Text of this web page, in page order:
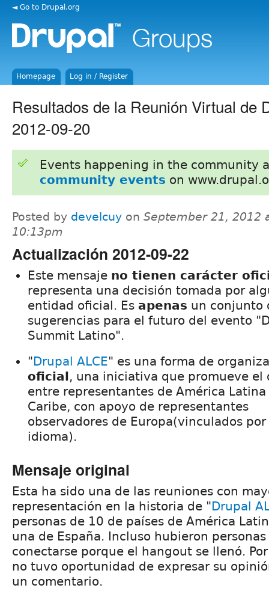
◄ Go to Drupal.org
Homepage Log in / Register
Resultados de la Reunión Virtual de
2012-09-20
Events happening in the community
community events on
Posted by develcuy on September 21, 2012
10:13pm
Actualización 2012-09-22
Este mensaje no tienen carácter
representa una decisión tomada por
entidad oficial. Es apenas un conjunto
sugerencias para el futuro del evento
Summit Latino".
"Drupal ALCE" es una forma de
oficial, una iniciativa que promueve el
entre representantes de América
Caribe, con apoyo de representantes
observadores de Europa(vinculados por
idioma).
Mensaje original
Esta ha sido una de las reuniones con
representación en la historia de "Drupal
personas de 10 de países de América
una de España. Incluso hubieron
conectarse porque el hangout se llenó.
no tuvo oportunidad de expresar su
un comentario.